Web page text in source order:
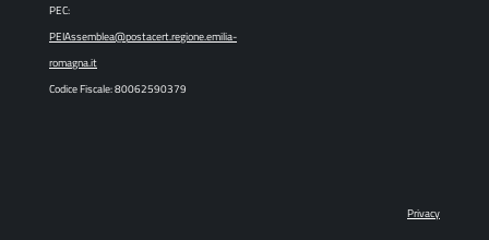
PEC:
PEIAssemblea@postacert.regione.emilia-
romagna.it
Codice Fiscale: 80062590379
Privacy